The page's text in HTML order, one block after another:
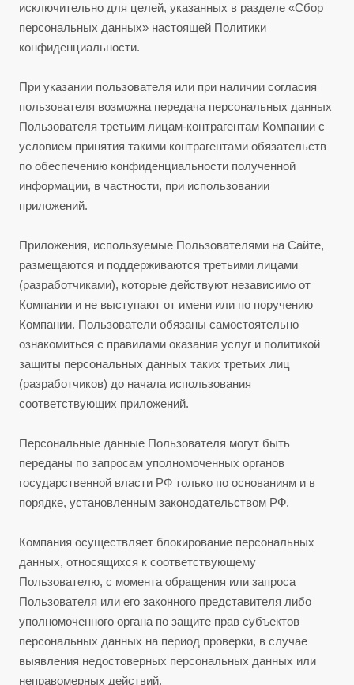
исключительно для целей, указанных в разделе «Сбор
персональных данных» настоящей Политики
конфиденциальности.
При указании пользователя или при наличии согласия
пользователя возможна передача персональных данных
Пользователя третьим лицам-контрагентам Компании с
условием принятия такими контрагентами обязательств
по обеспечению конфиденциальности полученной
информации, в частности, при использовании
приложений.
Приложения, используемые Пользователями на Сайте,
размещаются и поддерживаются третьими лицами
(разработчиками), которые действуют независимо от
Компании и не выступают от имени или по поручению
Компании. Пользователи обязаны самостоятельно
ознакомиться с правилами оказания услуг и политикой
защиты персональных данных таких третьих лиц
(разработчиков) до начала использования
соответствующих приложений.
Персональные данные Пользователя могут быть
переданы по запросам уполномоченных органов
государственной власти РФ только по основаниям и в
порядке, установленным законодательством РФ.
Компания осуществляет блокирование персональных
данных, относящихся к соответствующему
Пользователю, с момента обращения или запроса
Пользователя или его законного представителя либо
уполномоченного органа по защите прав субъектов
персональных данных на период проверки, в случае
выявления недостоверных персональных данных или
неправомерных действий.